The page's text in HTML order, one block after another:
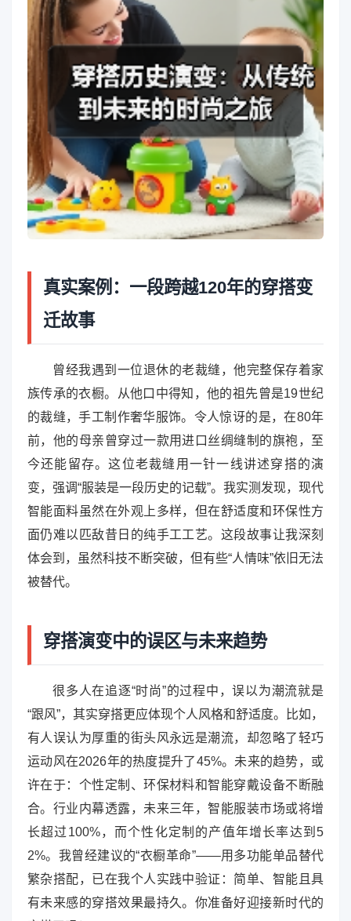
真实案例：一段跨越120年的穿搭变
迁故事
曾经我遇到一位退休的老裁缝，他完整保存着家
族传承的衣橱。从他口中得知，他的祖先曾是19世纪
的裁缝，手工制作奢华服饰。令人惊讶的是，在80年
前，他的母亲曾穿过一款用进口丝绸缝制的旗袍，至
今还能留存。这位老裁缝用一针一线讲述穿搭的演
变，强调“服装是一段历史的记载”。我实测发现，现代
智能面料虽然在外观上多样，但在舒适度和环保性方
面仍难以匹敌昔日的纯手工工艺。这段故事让我深刻
体会到，虽然科技不断突破，但有些“人情味”依旧无法
被替代。
穿搭演变中的误区与未来趋势
很多人在追逐“时尚”的过程中，误以为潮流就是
“跟风”，其实穿搭更应体现个人风格和舒适度。比如，
有人误认为厚重的街头风永远是潮流，却忽略了轻巧
运动风在2026年的热度提升了45%。未来的趋势，或
许在于：个性定制、环保材料和智能穿戴设备不断融
合。行业内幕透露，未来三年，智能服装市场或将增
长超过100%，而个性化定制的产值年增长率达到5
2%。我曾经建议的“衣橱革命”——用多功能单品替代
繁杂搭配，已在我个人实践中验证：简单、智能且具
有未来感的穿搭效果最持久。你准备好迎接新时代的